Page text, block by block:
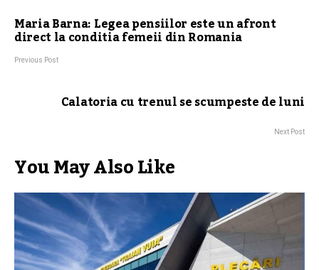
Maria Barna: Legea pensiilor este un afront
direct la conditia femeii din Romania
Previous Post
Calatoria cu trenul se scumpeste de luni
Next Post
You May Also Like